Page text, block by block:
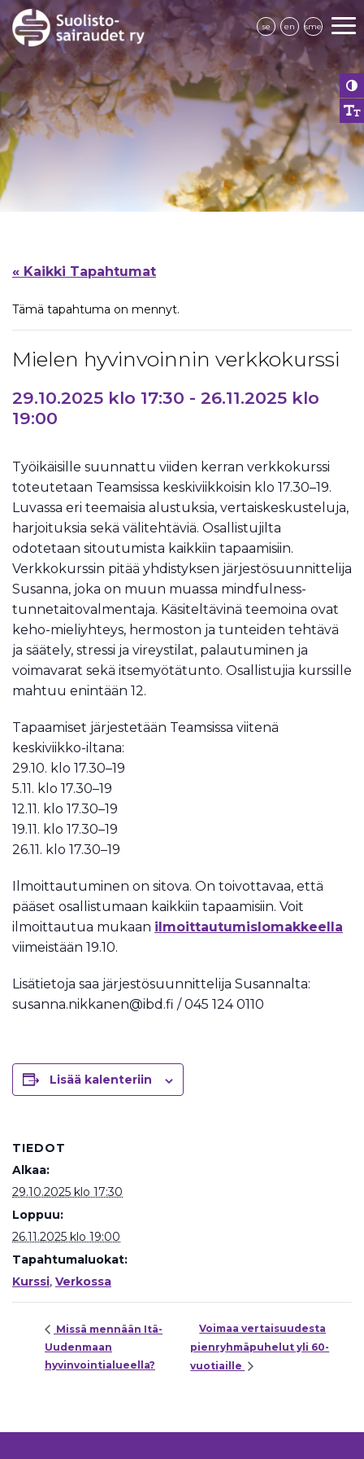
se en sme
« Kaikki Tapahtumat
Tämä tapahtuma on mennyt.
Mielen hyvinvoinnin verkkokurssi
29.10.2025 klo 17:30 - 26.11.2025 klo
19:00
Työikäisille suunnattu viiden kerran verkkokurssi
toteutetaan Teamsissa keskiviikkoisin klo 17.30–19.
Luvassa eri teemaisia alustuksia, vertaiskeskusteluja,
harjoituksia sekä välitehtäviä. Osallistujilta
odotetaan sitoutumista kaikkiin tapaamisiin.
Verkkokurssin pitää yhdistyksen järjestösuunnittelija
Susanna, joka on muun muassa mindfulness-
tunnetaitovalmentaja. Käsiteltävinä teemoina ovat
keho-mieliyhteys, hermoston ja tunteiden tehtävä
ja säätely, stressi ja vireystilat, palautuminen ja
voimavarat sekä itsemyötätunto. Osallistujia kurssille
mahtuu enintään 12.
Tapaamiset järjestetään Teamsissa viitenä
keskiviikko-iltana:
29.10. klo 17.30–19
5.11. klo 17.30–19
12.11. klo 17.30–19
19.11. klo 17.30–19
26.11. klo 17.30–19
Ilmoittautuminen on sitova. On toivottavaa, että
pääset osallistumaan kaikkiin tapaamisiin. Voit
ilmoittautua mukaan ilmoittautumislomakkeella
viimeistään 19.10.
Lisätietoja saa järjestösuunnittelija Susannalta:
susanna.nikkanen@ibd.fi / 045 124 0110
Lisää kalenteriin
TIEDOT
Alkaa:
29.10.2025 klo 17:30
Loppuu:
26.11.2025 klo 19:00
Tapahtumaluokat:
Kurssi, Verkossa
Missä mennään Itä-
Uudenmaan
hyvinvointialueella?
Voimaa vertaisuudesta
pienryhmäpuhelut yli 60-
vuotiaille